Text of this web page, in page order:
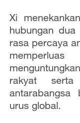
Xi
hubungan dua
rasa percaya
rakyat serta
urus global.